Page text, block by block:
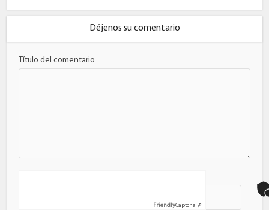
Déjenos su comentario
Título del comentario
FriendlyCaptcha ⇗